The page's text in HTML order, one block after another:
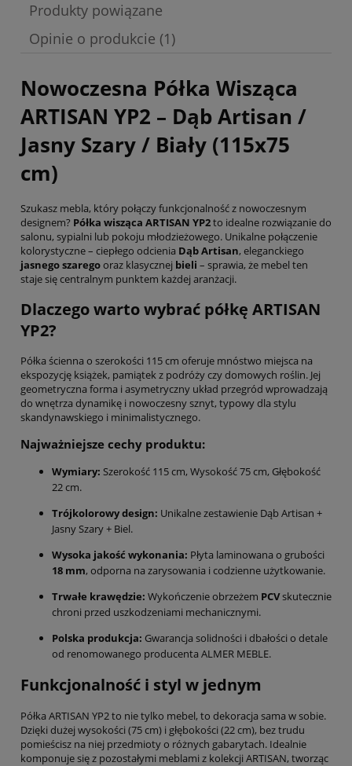
Produkty powiązane
Opinie o produkcie (1)
Nowoczesna Półka Wisząca
ARTISAN YP2 – Dąb Artisan /
Jasny Szary / Biały (115x75
cm)
Szukasz mebla, który połączy funkcjonalność z nowoczesnym
designem? Półka wisząca ARTISAN YP2to idealne rozwiązanie do
salonu, sypialni lub pokoju młodzieżowego. Unikalne połączenie
kolorystyczne – ciepłego odcienia Dąb Artisan, eleganckiego
jasnego szaregooraz klasycznej bieli – sprawia, że mebel ten
staje się centralnym punktem każdej aranżacji.
Dlaczego warto wybrać półkę ARTISAN
YP2?
Półka ścienna o szerokości 115 cm oferuje mnóstwo miejsca na
ekspozycję książek, pamiątek z podróży czy domowych roślin. Jej
geometryczna forma i asymetryczny układ przegród wprowadzają
do wnętrza dynamikę i nowoczesny sznyt, typowy dla stylu
skandynawskiego i minimalistycznego.
Najważniejsze cechy produktu:
Wymiary: Szerokość 115 cm, Wysokość 75 cm, Głębokość
22 cm.
Trójkolorowy design: Unikalne zestawienie Dąb Artisan +
Jasny Szary + Biel.
Wysoka jakość wykonania: Płyta laminowana o grubości
18 mm, odporna na zarysowania i codzienne użytkowanie.
Trwałe krawędzie: Wykończenie obrzeżem PCVskutecznie
chroni przed uszkodzeniami mechanicznymi.
Polska produkcja: Gwarancja solidności i dbałości o detale
od renomowanego producenta ALMER MEBLE.
Funkcjonalność i styl w jednym
Półka ARTISAN YP2 to nie tylko mebel, to dekoracja sama w sobie.
Dzięki dużej wysokości (75 cm) i głębokości (22 cm), bez trudu
pomieścisz na niej przedmioty o różnych gabarytach. Idealnie
komponuje się z pozostałymi meblami z kolekcji ARTISAN, tworząc